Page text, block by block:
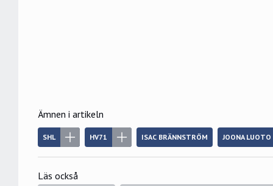
Ämnen i artikeln
SHL HV71 ISAC BRÄNNSTRÖM JOONA LUOTO
Läs också